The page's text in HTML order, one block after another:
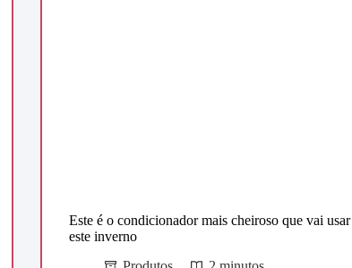
Este é o condicionador mais cheiroso que vai usar
este inverno